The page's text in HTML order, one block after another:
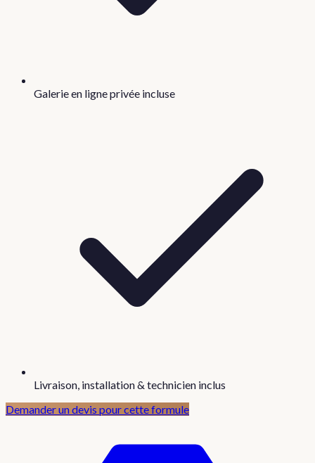
Galerie en ligne privée incluse
Livraison, installation & technicien inclus
Demander un devis pour cette formule